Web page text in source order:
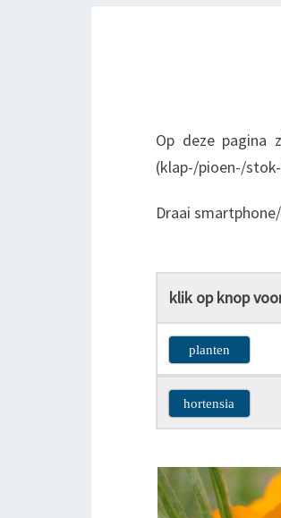
Op deze pagina
(klap-/pioen-/
Draai
klik op knop
planten
hortensia